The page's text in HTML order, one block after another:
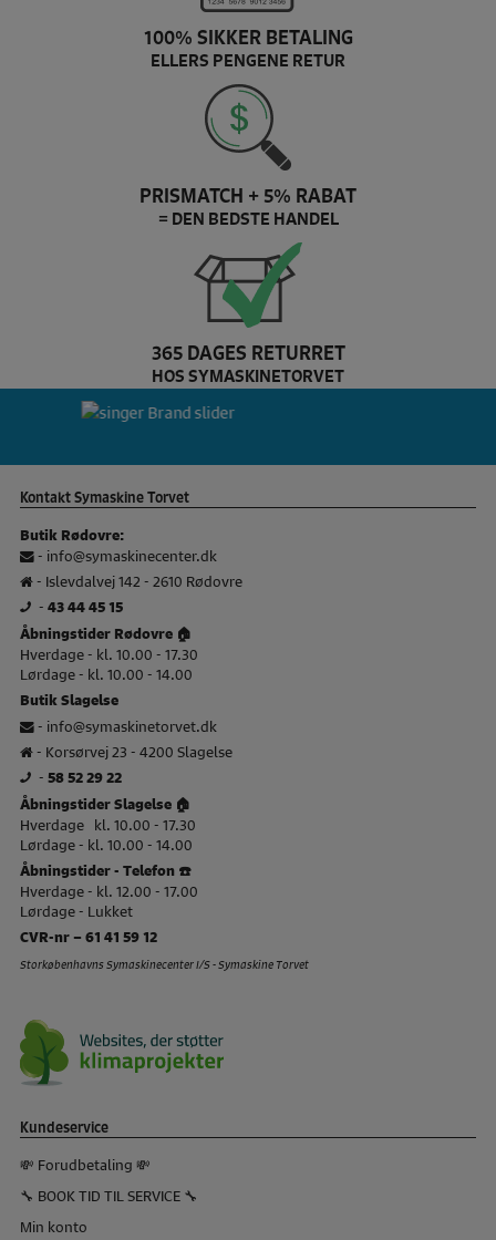
100% SIKKER BETALING
ELLERS PENGENE RETUR
PRISMATCH + 5% RABAT
= DEN BEDSTE HANDEL
365 DAGES RETURRET
HOS SYMASKINETORVET
Pfaff Brand slider
Kontakt Symaskine Torvet
Butik Rødovre:
- info@symaskinecenter.dk
- Islevdalvej 142 - 2610 Rødovre
- 43 44 45 15
Åbningstider Rødovre 🏠
Hverdage - kl. 10.00 - 17.30
Lørdage - kl. 10.00 - 14.00
Butik Slagelse
- info@symaskinetorvet.dk
- Korsørvej 23 - 4200 Slagelse
- 58 52 29 22
Åbningstider Slagelse 🏠
Hverdage kl. 10.00 - 17.30
Lørdage - kl. 10.00 - 14.00
Åbningstider - Telefon ☎️
Hverdage - kl. 12.00 - 17.00
Lørdage - Lukket
CVR-nr – 61 41 59 12
Storkøbenhavns Symaskinecenter I/S - Symaskine Torvet
Kundeservice
💸 Forudbetaling 💸
🔧 BOOK TID TIL SERVICE 🔧
Min konto